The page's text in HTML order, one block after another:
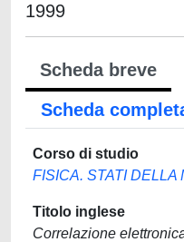
1999
Scheda breve
Scheda
Corso di studio
FISICA. STATI DELLA
Titolo inglese
Correlazione